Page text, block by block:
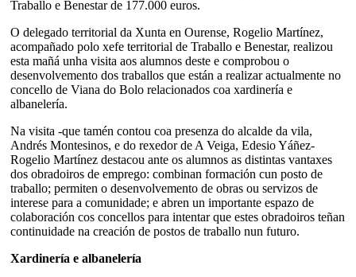
Traballo e Benestar de 177.000 euros.
O delegado territorial da Xunta en Ourense, Rogelio Martínez,
acompañado polo xefe territorial de Traballo e Benestar, realizou
esta mañá unha visita aos alumnos deste e comprobou o
desenvolvemento dos traballos que están a realizar actualmente no
concello de Viana do Bolo relacionados coa xardinería e
albanelería.
Na visita -que tamén contou coa presenza do alcalde da vila,
Andrés Montesinos, e do rexedor de A Veiga, Edesio Yáñez-
Rogelio Martínez destacou ante os alumnos as distintas vantaxes
dos obradoiros de emprego: combinan formación cun posto de
traballo; permiten o desenvolvemento de obras ou servizos de
interese para a comunidade; e abren un importante espazo de
colaboración cos concellos para intentar que estes obradoiros teñan
continuidade na creación de postos de traballo nun futuro.
Xardinería e albanelería